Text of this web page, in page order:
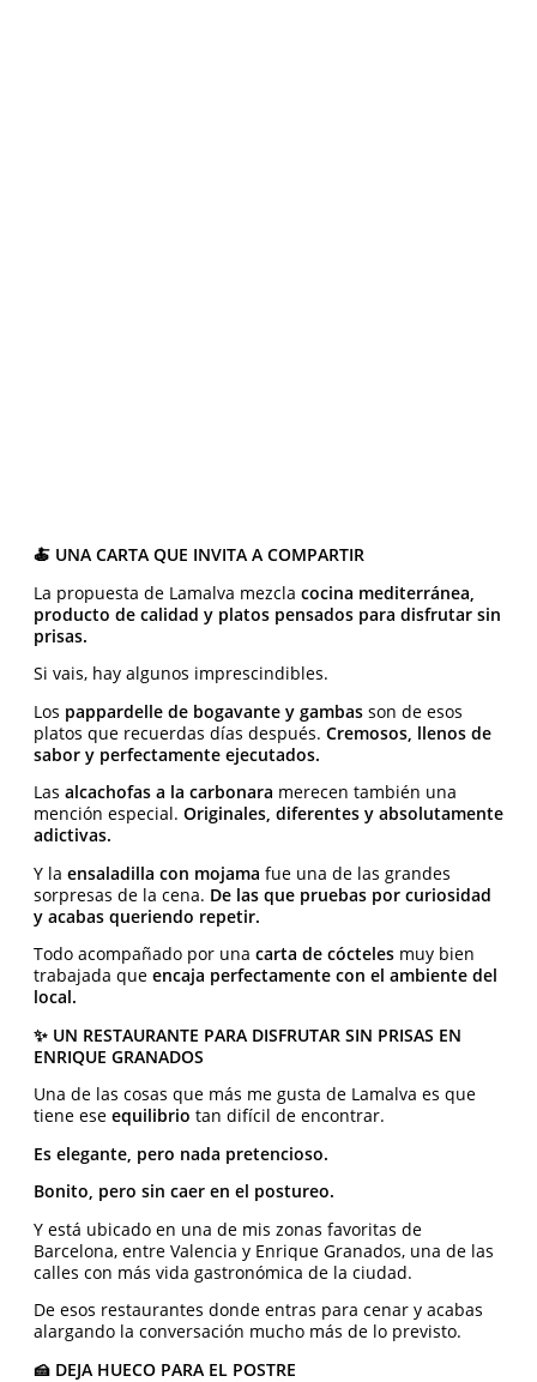
🍝 UNA CARTA QUE INVITA A COMPARTIR
La propuesta de Lamalva mezcla cocina mediterránea,
producto de calidad y platos pensados para disfrutar sin
prisas.
Si vais, hay algunos imprescindibles.
Los pappardelle de bogavante y gambas son de esos
platos que recuerdas días después. Cremosos, llenos de
sabor y perfectamente ejecutados.
Las alcachofas a la carbonara merecen también una
mención especial. Originales, diferentes y absolutamente
adictivas.
Y la ensaladilla con mojama fue una de las grandes
sorpresas de la cena. De las que pruebas por curiosidad
y acabas queriendo repetir.
Todo acompañado por una carta de cócteles muy bien
trabajada que encaja perfectamente con el ambiente del
local.
✨ UN RESTAURANTE PARA DISFRUTAR SIN PRISAS EN
ENRIQUE GRANADOS
Una de las cosas que más me gusta de Lamalva es que
tiene ese equilibrio tan difícil de encontrar.
Es elegante, pero nada pretencioso.
Bonito, pero sin caer en el postureo.
Y está ubicado en una de mis zonas favoritas de
Barcelona, entre Valencia y Enrique Granados, una de las
calles con más vida gastronómica de la ciudad.
De esos restaurantes donde entras para cenar y acabas
alargando la conversación mucho más de lo previsto.
🍰 DEJA HUECO PARA EL POSTRE